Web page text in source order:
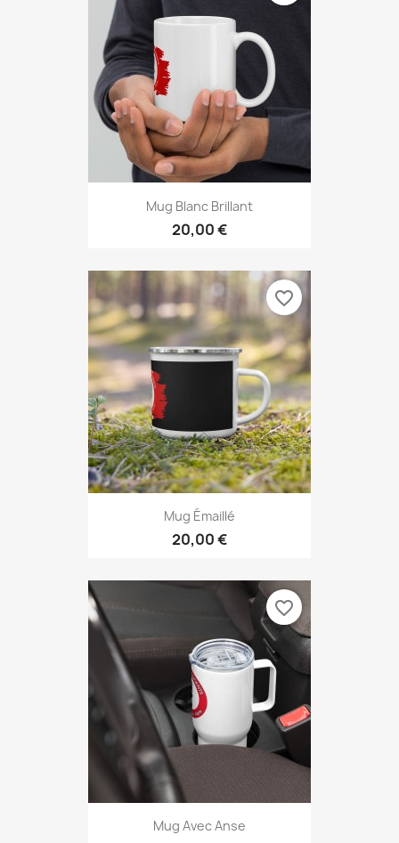
Mug Blanc Brillant
20,00 €
Mug Émaillé
20,00 €
favorite_border
Mug Avec Anse
favorite_border